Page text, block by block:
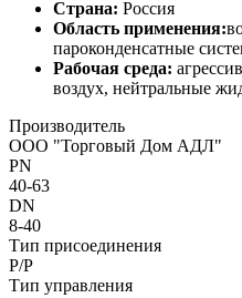
Страна: Россия
Область применения:
пароконденсатные
Рабочая среда:
воздух, нейтральные
Производитель
ООО "Торговый Дом АДЛ"
PN
40-63
DN
8-40
Тип присоединения
Р/Р
Тип управления